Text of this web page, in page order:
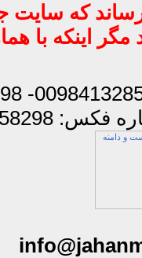
كه سايت
مگر اينكه با
00984132858298